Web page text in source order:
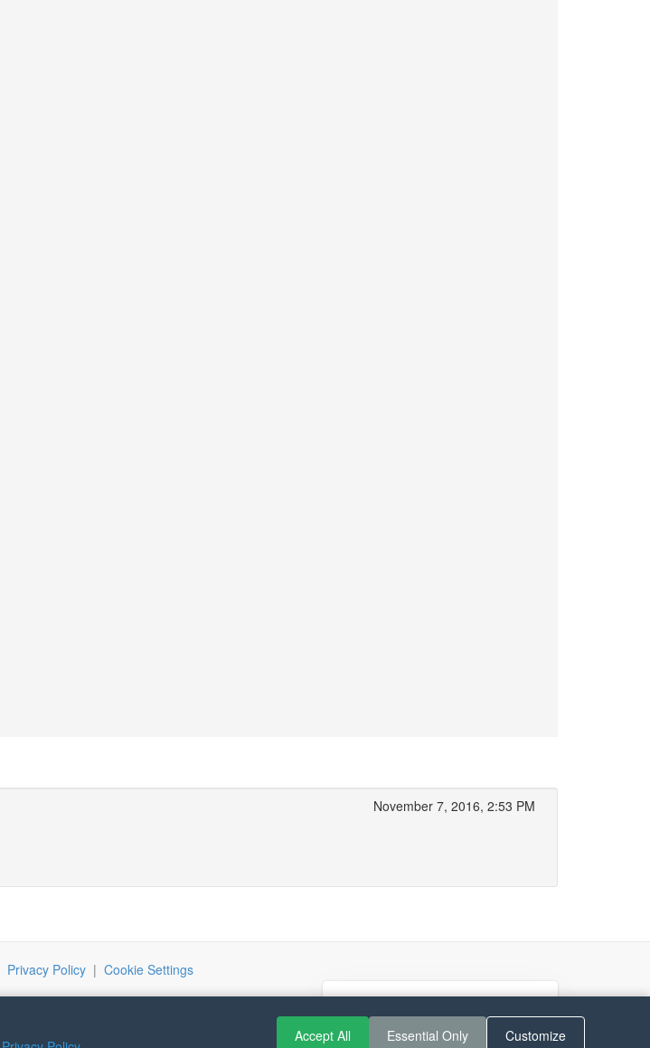
November 7, 2016, 2:53 PM
Privacy Policy| Cookie Settings
Accept All Essential Only Customize
can buy me a coffee :)